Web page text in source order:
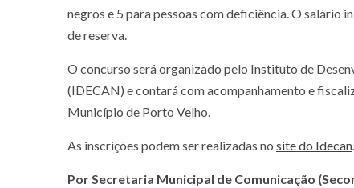
negros e 5 para pessoas com deficiência. O salário
de reserva.
O concurso será organizado pelo Instituto de
(IDECAN) e contará com acompanhamento e
Município de Porto Velho.
As inscrições podem ser realizadas no site do Idecan.
Por Secretaria Municipal de Comunicação